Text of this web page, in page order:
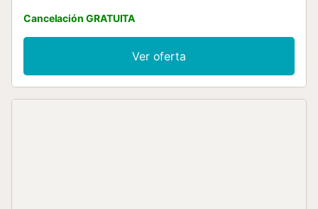
con 2 camas y aire acondicionado. Cocina (horno,
lavavajillas, 3 placas de vitrocerámica, tostadora, hervidor
de agua eléctrico, microondas, congelador, cafetera
eléctrica) con rincón-comedor. 2 ducha/WC. Terraza-
jardín. Muebles de terraza, barbacoa, tumbonas. Vista al
Cancelación GRATUITA
Ver oferta